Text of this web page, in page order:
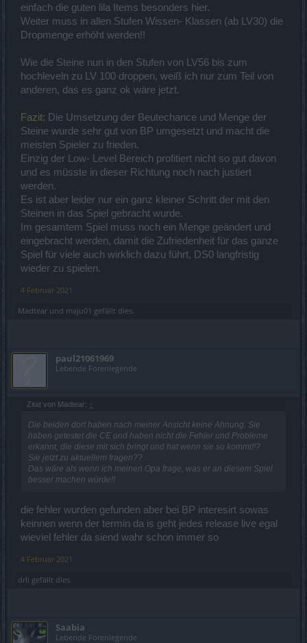
einfach die guten lila Items besonders hier.
Weiter muss in allen Stufen Wissen- Klassen (ab LV30) die
Dropmenge erhöht werden!!
Wie die Steine nun in den Stufen von LV56 bis zum
hochleveln zu LV 100 droppen, weiß ich nur zum Teil von
anderen, das es ganz ok wäre jetzt.
Fazit: Die Umsetzung der Beutechance und Menge der
Steine wurde sehr gut von BP umgesetzt und macht die
meisten Spieler zu frieden.
Einzig der Low- Level Bereich profitiert nicht so gut davon
und es müsste in dieser Richtung noch nach justiert
werden.
Es ist aber leider nur ein ganz kleiner Schritt der mit den
Steinen in das Spiel gebracht wurde.
Im gesamtem Spiel muss noch ein Menge geändert und
eingebracht werden, damit die Zufriedenheit für das ganze
Spiel für viele auch wirklich dazu führt, DS0 langfristig
wieder zu spielen.
4 Februar 2021
Madtear und maju01 gefällt dies.
paul21061969
Lebende Forenlegende
Zitat von Madtear: ↑
Die beiden dort haben nach meiner Ansicht keine Ahnung. Sie
haben getestet die CE und haben nicht die Fehler und Probleme
erkannt, die diese mit sich bringt und hat wenn sie so kommt!!?
Sie jetzt zu aktuellem fragen??
Das wäre als wenn ich meinen Opa frage, was er an diesem Spiel
besser machen würde!!
die fehler wurden gefunden aber bei BP interesirt sowas
keinnen wenn der termin da is geht jedes release live egal
wieviel fehler da siend wahr schon immer so
4 Februar 2021
drli gefällt dies.
Saabia
Lebende Forenlegende